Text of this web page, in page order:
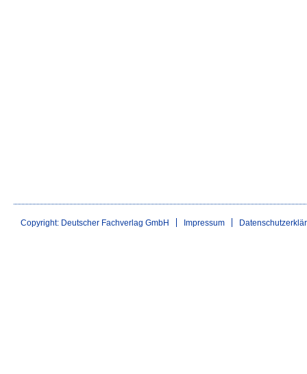
Copyright: Deutscher Fachverlag GmbH Impressum